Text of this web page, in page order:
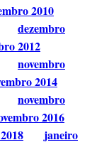
2010
dezembro
2012
novembro
2014
novembro
2016
janeiro